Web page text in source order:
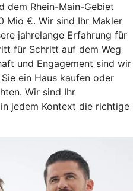
dem Rhein-Main-Gebiet
Mio €. Wir sind Ihr Makler
jahrelange Erfahrung für
für Schritt auf dem Weg
und Engagement sind wir
ein Haus kaufen oder
Wir sind Ihr
jedem Kontext die richtige